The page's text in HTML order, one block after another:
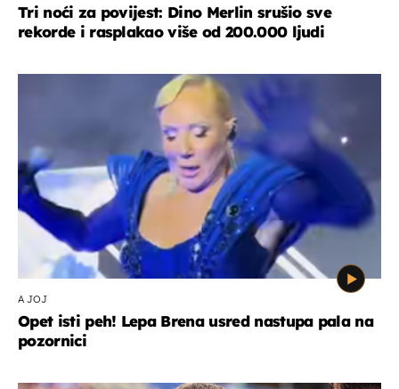
Tri noći za povijest: Dino Merlin srušio sve
rekorde i rasplakao više od 200.000 ljudi
A JOJ
Opet isti peh! Lepa Brena usred nastupa pala na
pozornici